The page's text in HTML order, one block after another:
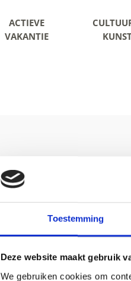
Toestemming
Deze website maakt gebruik
We gebruiken cookies om
ACTIEVE
VAKANTIE